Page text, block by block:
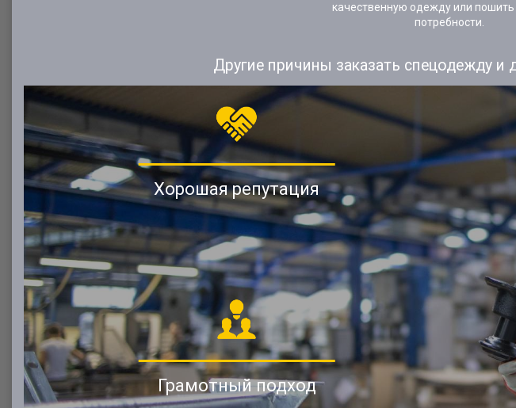
качественную одежду или
потребности.
Другие причины заказать спецодежду и
Хорошая репутация
Грамотный подход